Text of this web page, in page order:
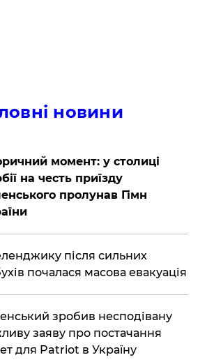
новини
момент: у столиці
на честь приїзду
пролунав Гімн
після сильних
почалася масова евакуація
зробив несподівану
заяву про постачання
для Patriot в Україну